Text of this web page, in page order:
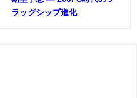
ラッグシップ進化